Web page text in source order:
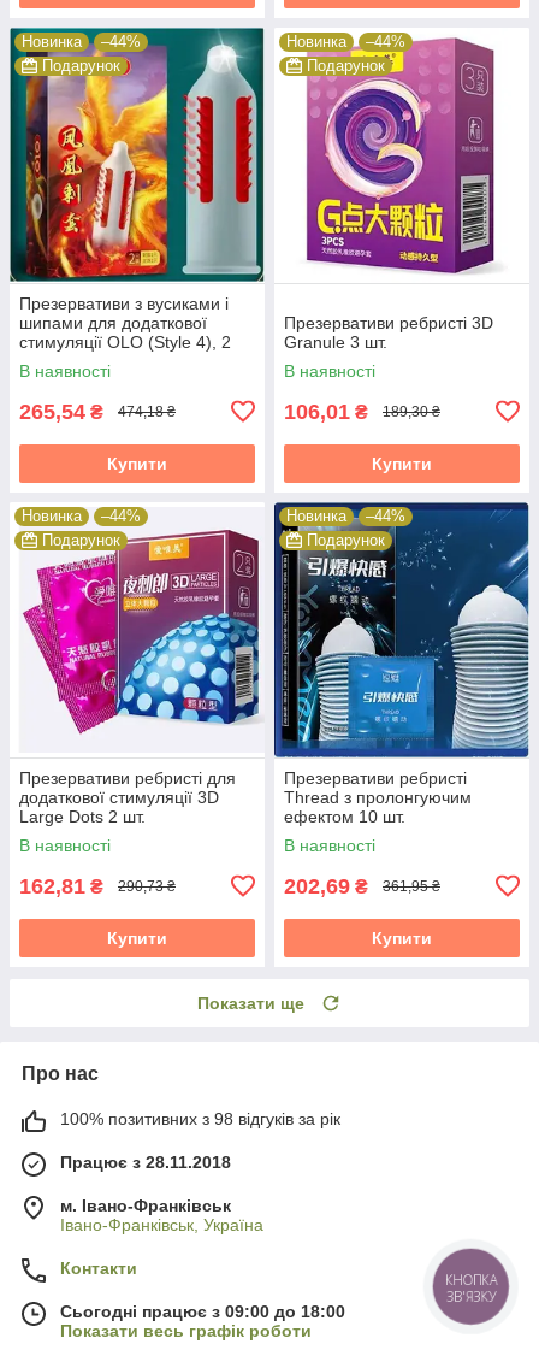
Новинка
–44%
Подарунок
Презервативи з вусиками і
шипами для додаткової
стимуляції OLO (Style 4), 2
шт.
В наявності
265,54 ₴ 474,18 ₴
Купити
Новинка
–44%
Подарунок
Презервативи ребристі 3D
Granule 3 шт.
В наявності
106,01 ₴ 189,30 ₴
Купити
Новинка
–44%
Подарунок
Презервативи ребристі для
додаткової стимуляції 3D
Large Dots 2 шт.
В наявності
162,81 ₴ 290,73 ₴
Купити
Новинка
–44%
Подарунок
Презервативи ребристі
Thread з пролонгуючим
ефектом 10 шт.
В наявності
202,69 ₴ 361,95 ₴
Купити
Показати ще
Про нас
100% позитивних з 98 відгуків за рік
Працює з 28.11.2018
м. Івано-Франківськ
Івано-Франківськ, Україна
Контакти
Сьогодні працює з 09:00 до 18:00
Показати весь графік роботи
КНОПКА
ЗВ'ЯЗКУ